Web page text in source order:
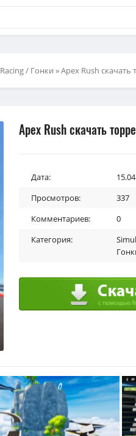
Racing / Гонки » Apex Rush скачать
Apex Rush скачать
Дата:
Просмотров:
337
Комментариев:
0
Категория: